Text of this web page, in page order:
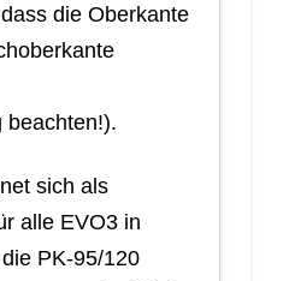
die Oberkante
beachten!).
sich als
alle EVO3 in
PK-95/120